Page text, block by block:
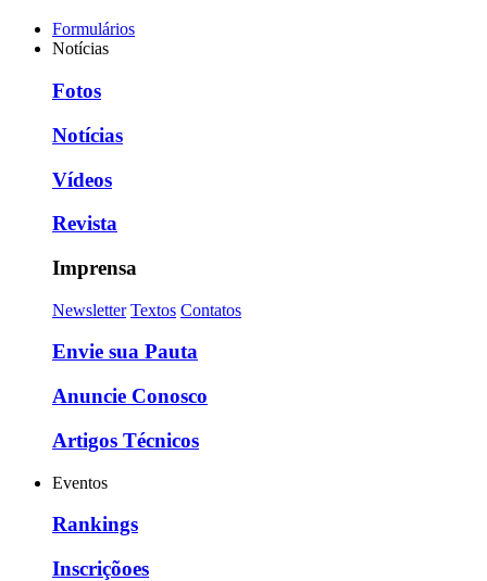
Formulários
Notícias
Fotos
Notícias
Vídeos
Revista
Imprensa
Newsletter Textos Contatos
Envie sua Pauta
Anuncie Conosco
Artigos Técnicos
Eventos
Rankings
Inscriçõoes